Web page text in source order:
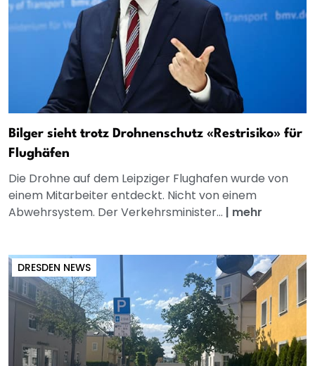
Bilger sieht trotz Drohnenschutz «Restrisiko» für
Flughäfen
Die Drohne auf dem Leipziger Flughafen wurde von
einem Mitarbeiter entdeckt. Nicht von einem
Abwehrsystem. Der Verkehrsminister... | mehr
DRESDEN NEWS